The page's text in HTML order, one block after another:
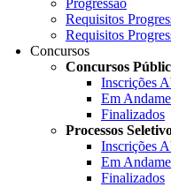
Requisitos
Requisitos
Concursos
Concursos
Inscrições
Em
Finalizados
Processos
Inscrições
Em
Finalizados